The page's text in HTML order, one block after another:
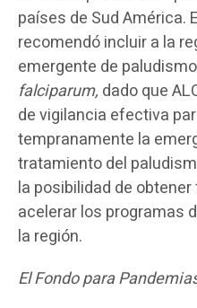
países de Sud América.
recomendó incluir a la
emergente de
falciparum, dado que
de vigilancia efectiva
tempranamente la
tratamiento del
la posibilidad de
acelerar los programas
la región.
El Fondo para